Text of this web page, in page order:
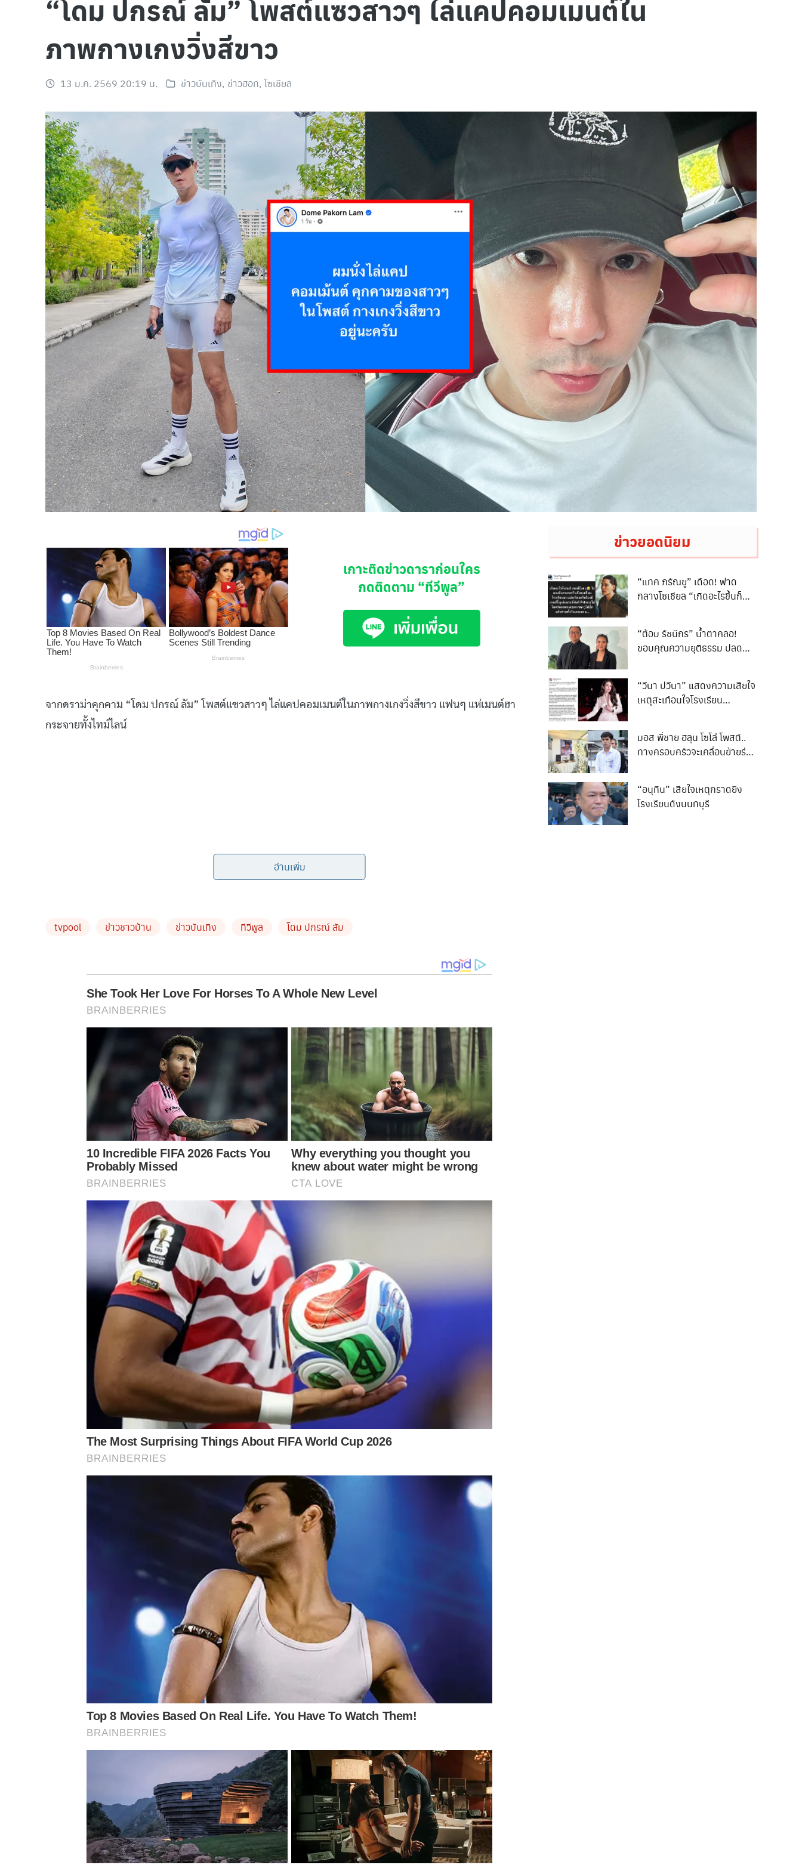
“โดม ปกรณ์ ลัม” โพสต์แซวสาวๆ ไล่แคปคอมเมนต์ใน
ภาพกางเกงวิ่งสีขาว
13 ม.ค. 2569 20:19 น. ข่าวบันเทิง, ข่าวฮอท, โซเชียล
เกาะติดข่าวดาราก่อนใคร
กดติดตาม “ทีวีพูล”
จากดราม่าคุกคาม “โดม ปกรณ์ ลัม” โพสต์แซวสาวๆ ไล่แคปคอมเมนต์ในภาพกางเกงวิ่งสีขาว แฟนๆ แห่เมนต์ฮา
กระจายทั้งไทม์ไลน์
สงกรานต์ประจำวันเสาร์
เบส คำสิงห์ เปิดใจทั้งน้ำตา!! กับเรื่องราวความรักในอดีต
เผยย้อนเวลากลับไปได้ อยากกลับไปคบอดีตแฟนเก่า
เรียกว่าขยับตัวเมื่อไหร่ก็เป็นกระแสเมื่อนั้น สำหรับนักร้องซุปตาร์หนุ่ม โดม ปกรณ์ ลัมหลังจากก่อนหน้านี้เพิ่งผ่าน
ดราม่าร้อนเกี่ยวกับประเด็นการคอมเมนต์เชิงคุกคามทางเพศ จนกลายเป็นข่าวใหญ่รับศักราชใหม่ ล่าสุดเจ้าตัวขอ
ผ่อนคลายบรรยากาศด้วยการโพสต์ข้อความเชิงแซวเบา ๆ ถึงแฟน ๆ สาว ๆ ที่เข้ามาคอมเมนต์ในโพสต์ “กางเกงวิ่งสี
โดยโดมได้โพสต์ข้อความว่า ผมนั่งไล่แคปคอมเมนต์ คุกคามของสาวๆ ในโพสต์ กางเกงวิ่งสีขาวอยู่นะครับ
เรียกเสียงหัวเราะจากชาวเน็ตได้ไม่น้อย แฟน ๆ ต่างแห่เข้ามาคอมเมนต์กันสนั่น ทั้งแซว ทั้งหยอก ทั้งขำ อาทิ “โชคดี
ที่คอมเมนต์ในใจ”, “อย่าฟ้องหนูนะคะ แค่ดูรีวิวกางเกง”, “หาทุนคืนใช่ไหมคะ 555” ไปจนถึง “กลัวผัวเห็นเลยไม่
อ่านเพิ่ม
tvpool ข่าวชาวบ้าน ข่าวบันเทิง ทีวีพูล โดม ปกรณ์ ลัม
She Took Her Love For Horses To A Whole New Level
BRAINBERRIES
10 Incredible FIFA 2026 Facts You
Probably Missed
BRAINBERRIES
Why everything you thought you
knew about water might be wrong
CTA LOVE
The Most Surprising Things About FIFA World Cup 2026
BRAINBERRIES
Top 8 Movies Based On Real Life. You Have To Watch Them!
BRAINBERRIES
ข่าวยอดนิยม
“แทค ภรัณยู” เดือด! ฟาด
กลางโซเชียล “เกิดอะไรขึ้นก็
“ต้อม รัชนีกร” น้ำตาคลอ!
ขอบคุณความยุติธรรม ปลด
“วีนา ปวีนา” แสดงความเสียใจ
เหตุสะเทือนใจโรงเรียน
มอส พี่ชาย ฮลุน โซโล่ โพสต์..
ทางครอบครัวจะเคลื่อนย้ายร่าง
“อนุทิน” เสียใจเหตุกราดยิง
โรงเรียนดังนนทบุรี